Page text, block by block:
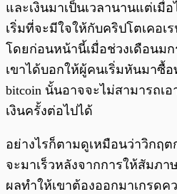
และเงินมาเป็นเวลานานแต่เมื่
เริ่มที่จะมีใจให้กับคริปโตเคอเ
โดยก่อนหน้านี้เมื่อช่วงเดือนม
เขาได้บอกให้ผู้คนเริ่มหันมาซื้
bitcoin นั้นอาจจะไม่สามารถเ
เงินครั้งต่อไปได้
อย่างไรก็ตามดูเหมือนว่าวิกฤต
จะมาเร็วหลังจากการให้สัมภ
ผลทำให้เขาต้องออกมาเกรดค